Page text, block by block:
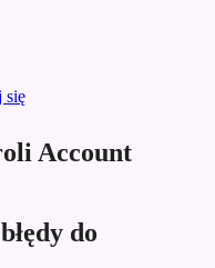
się
Account
do